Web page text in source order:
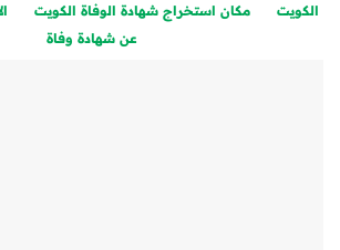
الكويت
مكان استخراج شهادة الوفاة الكويت
عن شهادة وفاة